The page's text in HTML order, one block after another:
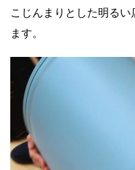
こじんまりとした明る
ます。